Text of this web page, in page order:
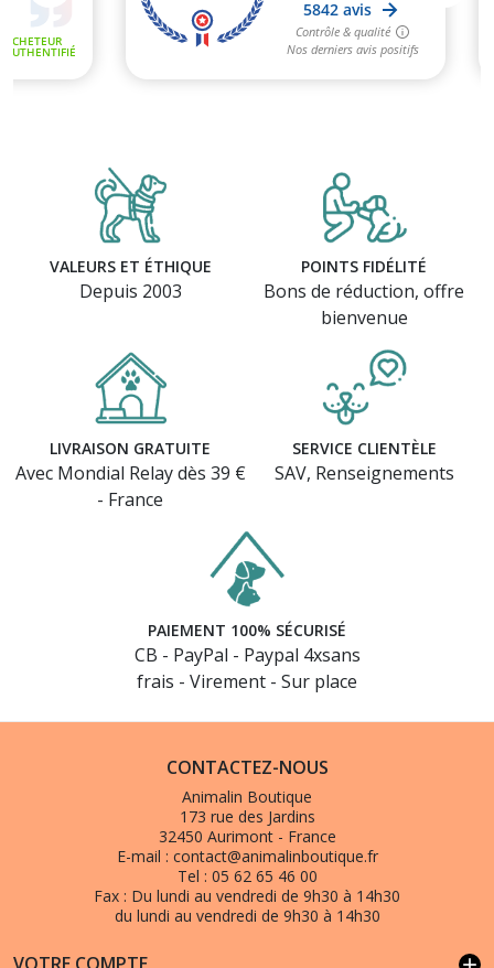
VALEURS ET ÉTHIQUE
Depuis 2003
POINTS FIDÉLITÉ
Bons de réduction, offre
bienvenue
LIVRAISON GRATUITE
Avec Mondial Relay dès 39 €
- France
SERVICE CLIENTÈLE
SAV, Renseignements
PAIEMENT 100% SÉCURISÉ
CB - PayPal - Paypal 4xsans
frais - Virement - Sur place
CONTACTEZ-NOUS
Animalin Boutique
173 rue des Jardins
32450 Aurimont - France
E-mail : contact@animalinboutique.fr
Tel : 05 62 65 46 00
Fax : Du lundi au vendredi de 9h30 à 14h30
du lundi au vendredi de 9h30 à 14h30